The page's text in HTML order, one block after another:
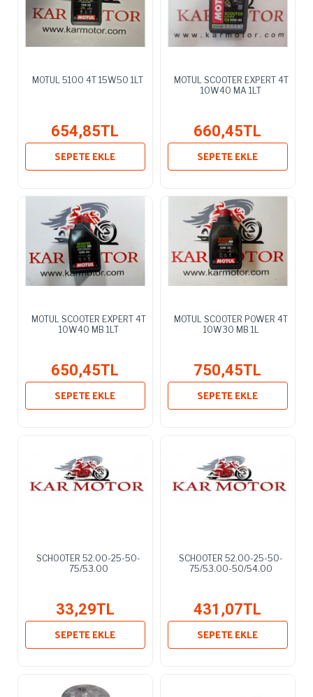
MOTUL 5100 4T 15W50 1LT
654,85TL
SEPETE EKLE
MOTUL SCOOTER EXPERT 4T
10W40 MA 1LT
660,45TL
SEPETE EKLE
MOTUL SCOOTER EXPERT 4T
10W40 MB 1LT
650,45TL
SEPETE EKLE
MOTUL SCOOTER POWER 4T
10W30 MB 1L
750,45TL
SEPETE EKLE
SCHOOTER 52.00-25-50-
75/53.00
33,29TL
SEPETE EKLE
SCHOOTER 52.00-25-50-
75/53.00-50/54.00
431,07TL
SEPETE EKLE